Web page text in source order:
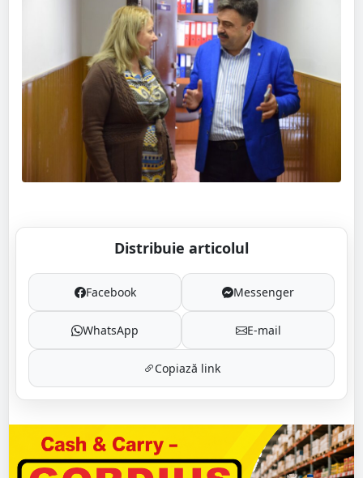
Distribuie articolul
Facebook Messenger
WhatsApp E-mail
Copiază link